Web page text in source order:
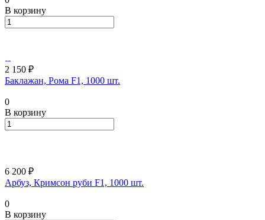
В корзину
2 150 ₽
Баклажан, Рома F1, 1000 шт.
0
В корзину
6 200 ₽
Арбуз, Кримсон руби F1, 1000 шт.
0
В корзину